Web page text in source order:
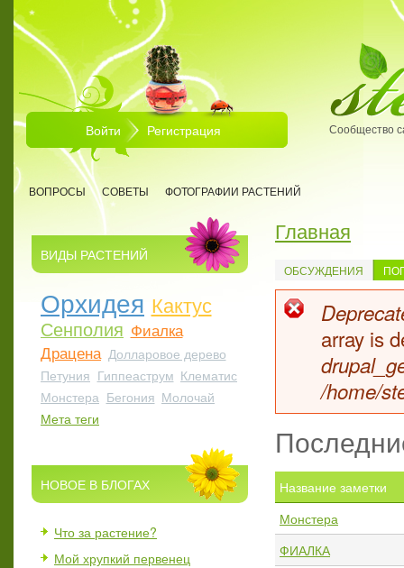
Перейти к основному содержанию
Войти Регистрация Сообщество
ВОПРОСЫ СОВЕТЫ ФОТОГРАФИИ РАСТЕНИЙ
ВИДЫ РАСТЕНИЙ
Орхидея Кактус
Сенполия Фиалка
Драцена Долларовое дерево
Петуния Гиппеаструм Клематис
Монстера Бегония Молочай
Мета теги
НОВОЕ В БЛОГАХ
Что за растение?
Мой хрупкий первенец
Вы здесь
Главная
ОБСУЖДЕНИЯ
array is
/home/
Название заметки
Монстера
ФИАЛКА